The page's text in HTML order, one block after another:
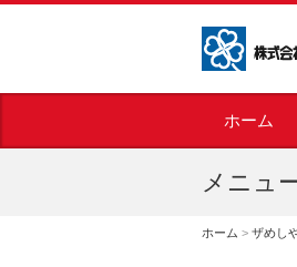
ホーム
メニュ
ホーム > ザめし